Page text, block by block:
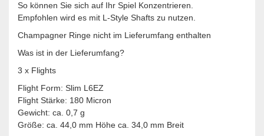
So können Sie sich auf Ihr Spiel Konzentrieren.
Empfohlen wird es mit L-Style Shafts zu nutzen.
Champagner Ringe nicht im Lieferumfang enthalten
Was ist in der Lieferumfang?
3 x Flights
Flight Form: Slim L6EZ
Flight Stärke: 180 Micron
Gewicht: ca. 0,7 g
Größe: ca. 44,0 mm Höhe ca. 34,0 mm Breit